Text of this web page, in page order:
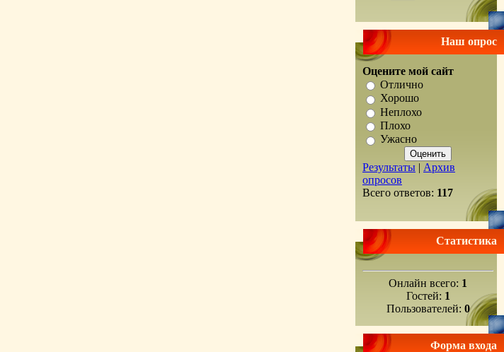
Наш опрос
Оцените мой сайт
Отлично
Хорошо
Неплохо
Плохо
Ужасно
Результаты | Архив
опросов
Всего ответов: 117
Статистика
Онлайн всего: 1
Гостей: 1
Пользователей: 0
Форма входа